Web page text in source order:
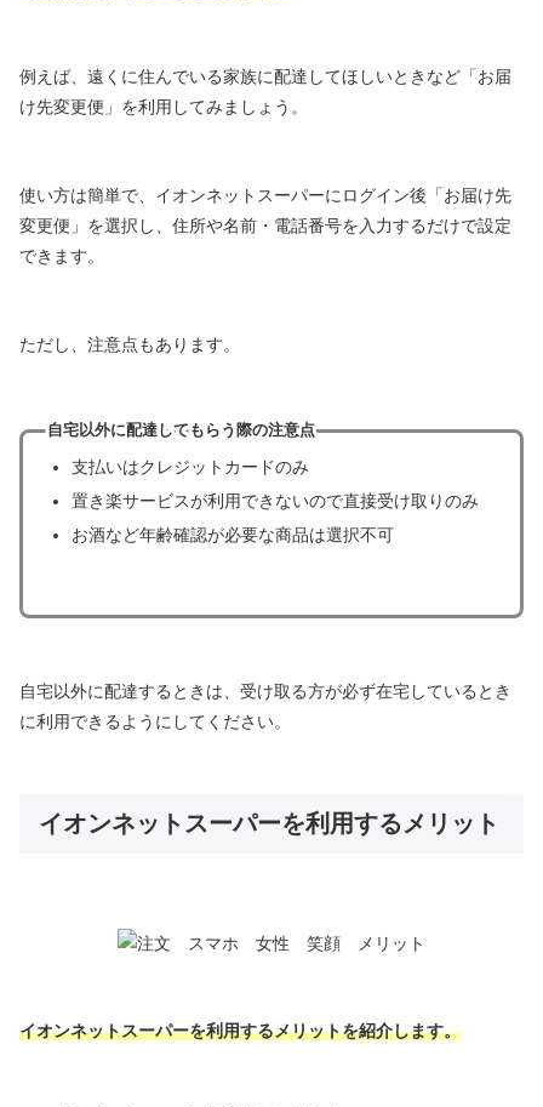
例えば、遠くに住んでいる家族に配達してほしいときなど「お届
け先変更便」を利用してみましょう。
使い方は簡単で、イオンネットスーパーにログイン後「お届け先
変更便」を選択し、住所や名前・電話番号を入力するだけで設定
できます。
ただし、注意点もあります。
自宅以外に配達してもらう際の注意点
支払いはクレジットカードのみ
置き楽サービスが利用できないので直接受け取りのみ
お酒など年齢確認が必要な商品は選択不可
自宅以外に配達するときは、受け取る方が必ず在宅しているとき
に利用できるようにしてください。
イオンネットスーパーを利用するメリット
イオンネットスーパーを利用するメリットを紹介します。